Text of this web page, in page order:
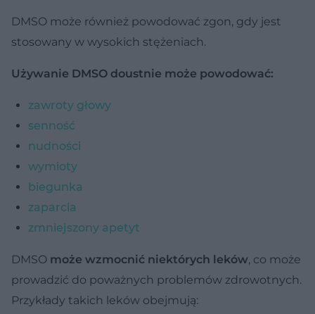
DMSO może również powodować zgon, gdy jest
stosowany w wysokich stężeniach.
Używanie DMSO doustnie może powodować:
zawroty głowy
senność
nudności
wymioty
biegunka
zaparcia
zmniejszony apetyt
DMSO może wzmocnić niektórych leków, co może
prowadzić do poważnych problemów zdrowotnych.
Przykłady takich leków obejmują: